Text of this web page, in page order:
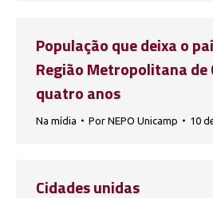
População que deixa o
Região Metropolitana de
quatro anos
Na mídia Por NEPO Unicamp 10
Cidades unidas